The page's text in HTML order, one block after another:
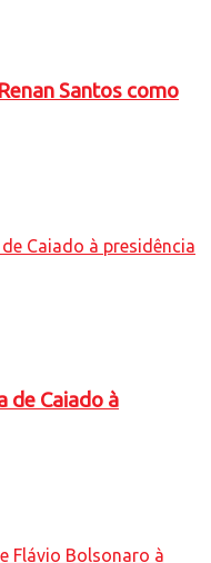
Santos como
de Caiado à